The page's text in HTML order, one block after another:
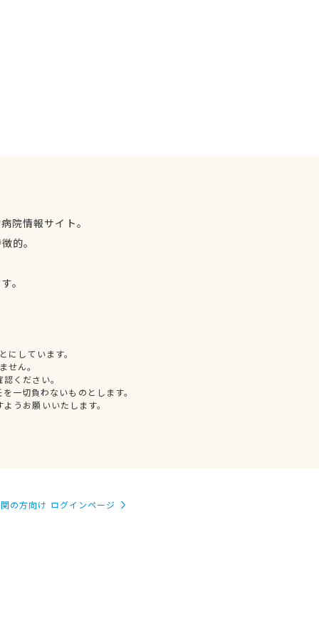
院情報サイト。
的。
。
しています。
せん。
ください。
一切負わないものとします。
うお願いいたします。
の方向け ログインページ